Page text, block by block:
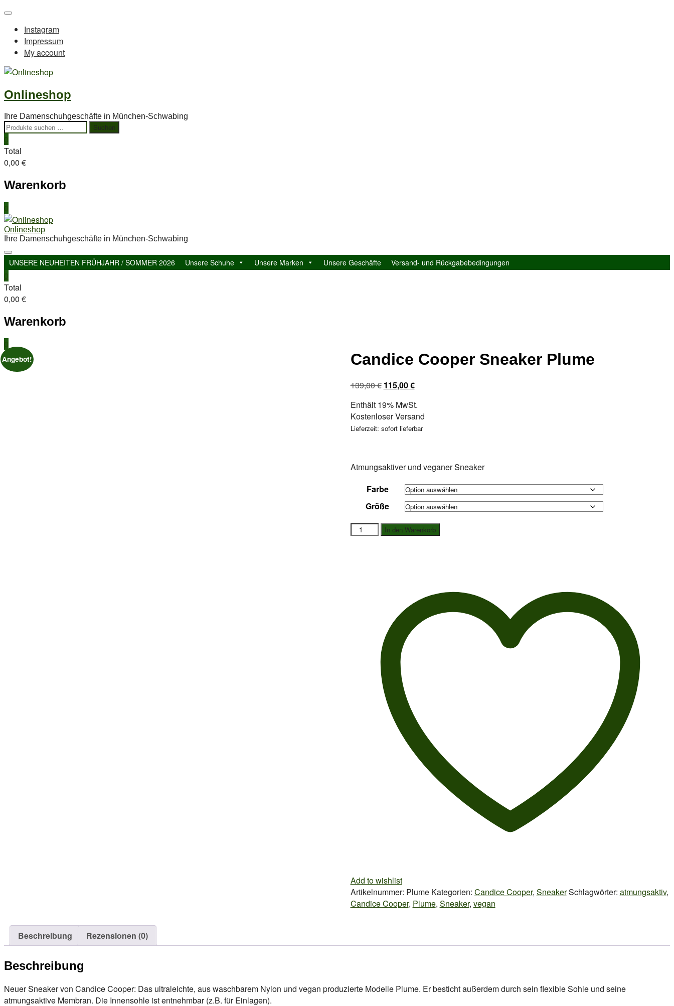
Skip
content
Topbar
Menu
Instagram
Impressum
My account
Onlineshop
Ihre Damenschuhgeschäfte in München-Schwabing
Suchen
Suchen
Total
0,00 €
Warenkorb
Onlineshop
Ihre Damenschuhgeschäfte in München-Schwabing
UNSERE NEUHEITEN FRÜHJAHR / SOMMER 2026 Unsere Schuhe Unsere Marken Unsere Geschäfte Versand- und Rückgabebedingungen
Total
0,00 €
Warenkorb
Angebot! Candice Cooper Sneaker Plume
139,00€ Ursprünglicher
war:
139,00 €
115,00€Aktueller
ist:
115,00 €.
Enthält 19% MwSt.
Kostenloser Versand
Lieferzeit: sofort lieferbar
Atmungsaktiver und veganer Sneaker
Farbe
Größe
Candice
In den Warenkorb
Add to wishlist
Artikelnummer: Plume Kategorien: Candice Cooper, SneakerSchlagwörter: atmungsaktiv,
Candice Cooper, Plume, Sneaker, vegan
Beschreibung Rezensionen (0)
Beschreibung
Neuer Sneaker von Candice Cooper: Das ultraleichte, aus waschbarem Nylon und vegan produzierte Modelle Plume. Er besticht außerdem durch sein flexible Sohle und seine
atmungsaktive Membran. Die Innensohle ist entnehmbar (z.B. für Einlagen).